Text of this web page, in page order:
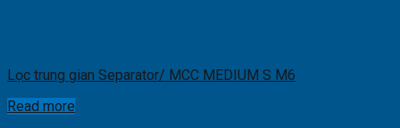
Lọc trung gian Separator/ MCC MEDIUM S M6
Read more